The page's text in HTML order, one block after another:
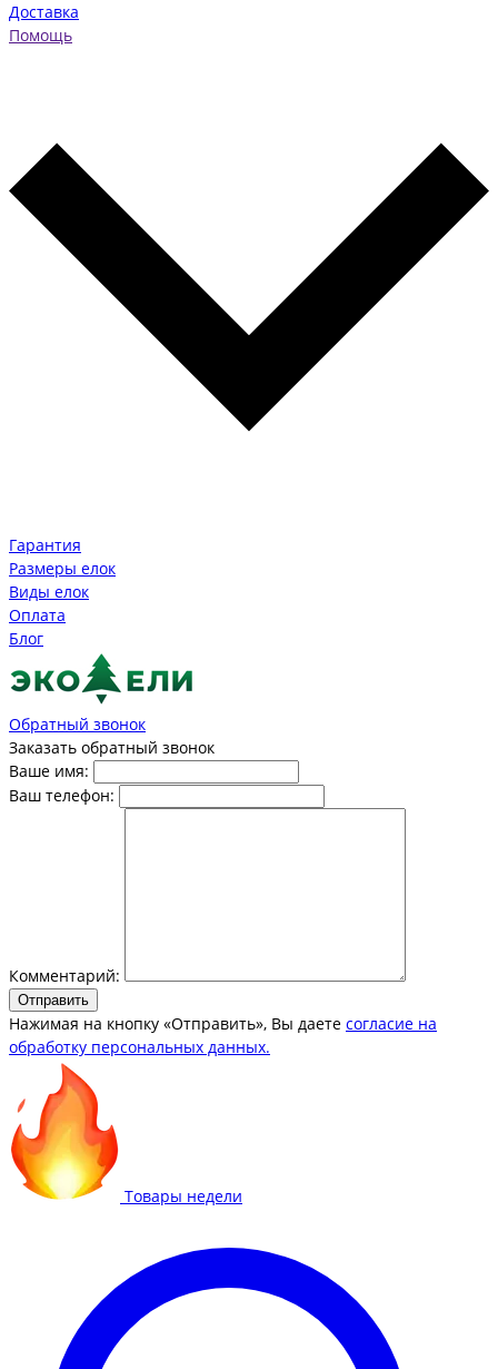
Доставка
Помощь
Гарантия
Размеры елок
Виды елок
Оплата
Блог
Обратный звонок
Заказать обратный звонок
Ваше имя:
Ваш телефон:
Комментарий:
Отправить
Нажимая на кнопку «Отправить», Вы даете согласие на
обработку персональных данных.
Товары недели